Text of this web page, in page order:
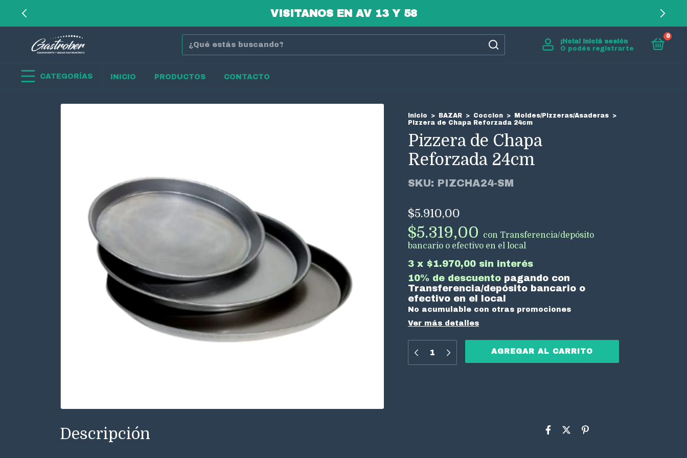
VISITANOS EN AV 13 Y 58
¡Hola! Iniciá sesión
O podés registrarte
0
CATEGORÍAS INICIO PRODUCTOS CONTACTO
Inicio > BAZAR > Coccion > Moldes/Pizzeras/Asaderas >
Pizzera de Chapa Reforzada 24cm
Pizzera de Chapa
Reforzada 24cm
SKU: PIZCHA24-SM
$5.910,00
$5.319,00 con Transferencia/depósito
bancario o efectivo en el local
3 x $1.970,00 sin interés
10% de descuento pagando con
Transferencia/depósito bancario o
efectivo en el local
No acumulable con otras promociones
Ver más detalles
Descripción